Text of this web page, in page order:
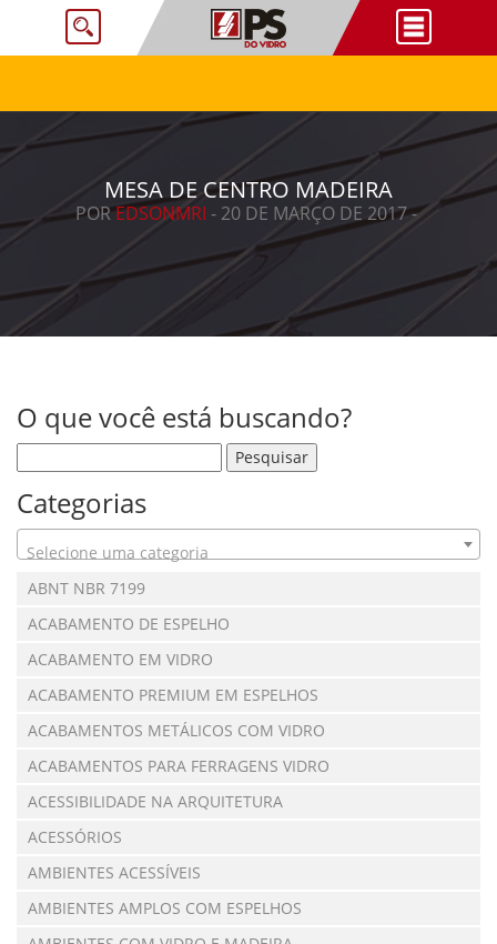
MESA DE CENTRO MADEIRA
POREDSONMRI - 20 DE MARÇO DE 2017 -
O que você está buscando?
Categorias
Selecione uma categoria
ABNT NBR 7199
ACABAMENTO DE ESPELHO
ACABAMENTO EM VIDRO
ACABAMENTO PREMIUM EM ESPELHOS
ACABAMENTOS METÁLICOS COM VIDRO
ACABAMENTOS PARA FERRAGENS VIDRO
ACESSIBILIDADE NA ARQUITETURA
ACESSÓRIOS
AMBIENTES ACESSÍVEIS
AMBIENTES AMPLOS COM ESPELHOS